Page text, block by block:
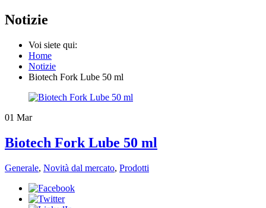
Notizie
Voi siete qui:
Home
Notizie
Biotech Fork Lube 50 ml
01 Mar
Biotech Fork Lube 50 ml
Generale, Novità dal mercato, Prodotti